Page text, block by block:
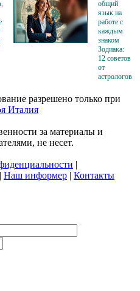
общий
язык на
работе с
каждым
знаком
Зодиака:
12 советов
от
астрологов
разрешено только при
Италия
за материалы и
не несет.
|
| Наш информер | Контакты